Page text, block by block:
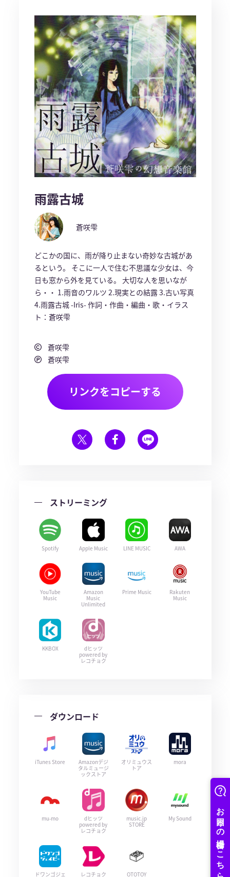
雨露古城
蒼咲雫
どこかの国に、雨が降り止まない奇妙な古城があ
るという。 そこに一人で住む不思議な少女は、今
日も窓から外を見ている。 大切な人を思いなが
ら・・ 1.雨音のワルツ 2.現実との結露 3.古い写真
4.雨露古城 -Iris- 作詞・作曲・編曲・歌・イラス
ト：蒼咲雫
蒼咲雫
蒼咲雫
リンクをコピーする
ストリーミング
Spotify Apple Music LINE MUSIC AWA
YouTube
Music
Amazon
Music
Unlimited
Prime Music
Rakuten
Music
KKBOX
dヒッツ
powered by
レコチョク
ダウンロード
iTunes Store
Amazonデジ
タルミュージ
ックストア
オリミュウス
トア
mora
mu-mo
dヒッツ
powered by
レコチョク
music.jp
STORE
My Sound
ドワンゴジェ
レコチョク OTOTOY